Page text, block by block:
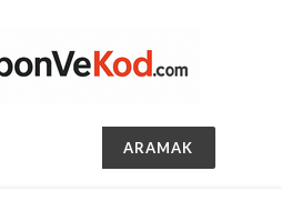
ARAMAK